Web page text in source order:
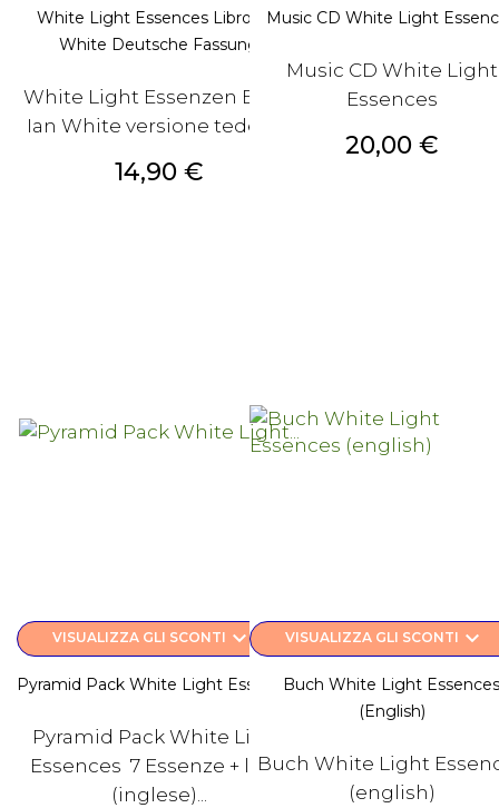
White Light Essences Libro Ian
White Deutsche Fassung
White Light Essenzen Buch
Ian White versione tedesca
Prezzo
14,90 €
Music CD White Light
Music CD White Light
Essences
Prezzo
20,00 €
VISUALIZZA GLI SCONTI keyboard_arrow_down
Pyramid Pack White Light Essences
Pyramid Pack White Light
Essences 7 Essenze + libro
(inglese)...
VISUALIZZA GLI SCONTI keyboard_arrow_down
Buch White Light Essences
(english)
Buch White Light
(english)